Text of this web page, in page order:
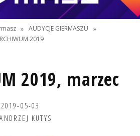
» AUDYCJE GIERMASZU
»
2019
2019, marzec
2019-05-03
ANDRZEJ KUTYS